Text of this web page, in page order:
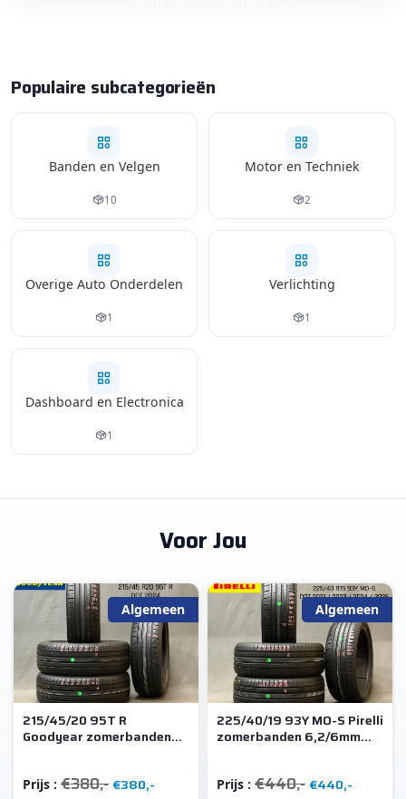
Populaire subcategorieën
Banden en Velgen
10
Motor en Techniek
2
Overige Auto Onderdelen
1
Verlichting
1
Dashboard en Electronica
1
Voor Jou
Algemeen
215/45/20 95T R
Goodyear zomerbanden
Prijs : €380,- €380,-
Algemeen
225/40/19 93Y MO-S Pirelli
zomerbanden 6,2/6mm
Prijs : €440,- €440,-